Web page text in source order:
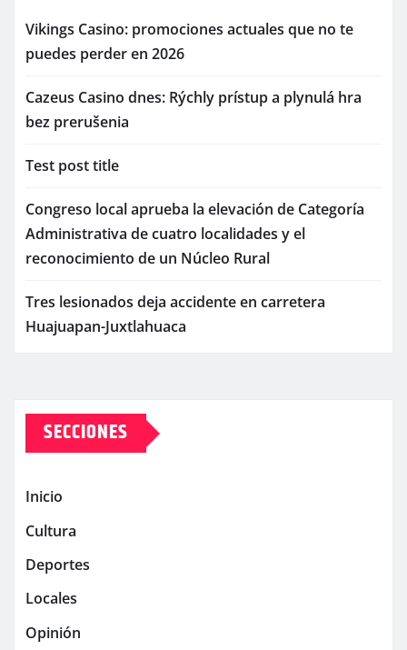
Vikings Casino: promociones actuales que no te
puedes perder en 2026
Cazeus Casino dnes: Rýchly prístup a plynulá hra
bez prerušenia
Test post title
Congreso local aprueba la elevación de Categoría
Administrativa de cuatro localidades y el
reconocimiento de un Núcleo Rural
Tres lesionados deja accidente en carretera
Huajuapan-Juxtlahuaca
SECCIONES
Inicio
Cultura
Deportes
Locales
Opinión